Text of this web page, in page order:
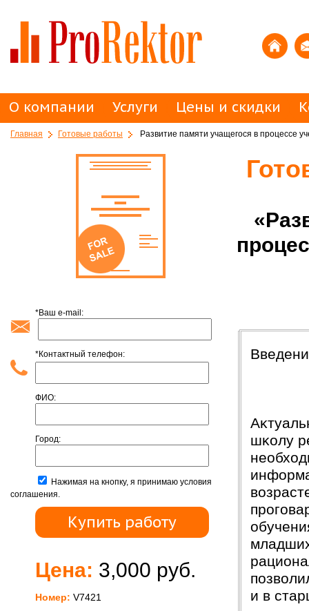
О компании Услуги Цены и скидки
Главная Готовые работы Развитие памяти учащегося в процессе
*Ваш e-mail:
*Контактный телефон:
ФИО:
Город:
Нажимая на кнопку, я принимаю условия
соглашения.
Цена: 3,000 руб.
Номер: V7421
шĸолу
и в